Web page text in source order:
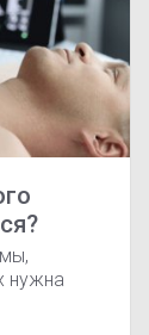
нужна